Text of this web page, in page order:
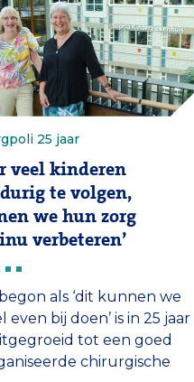
25 jaar
veel kinderen
te volgen,
we hun zorg
verbeteren’
begon als ‘dit kunnen we
even bij doen’ is in 25 jaar
tot een goed
chirurgische